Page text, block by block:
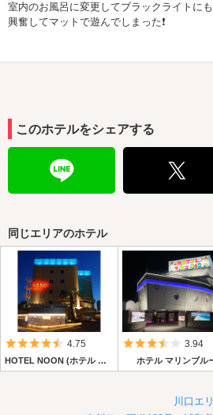
室内のお風呂に変更してブラックライトにも
興奮してマットで遊んでしまった❗
このホテルをシェアする
同じエリアのホテル
5つ星のうち4.5
4.75
HOTEL NOON (ホテル ヌーン)
5つ星の
3.94
ホテル マリンブル
川口エ